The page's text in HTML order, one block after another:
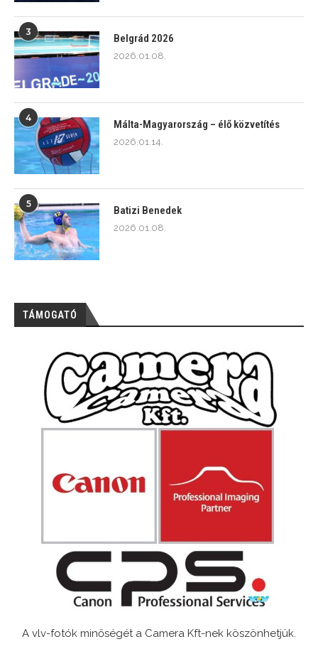
3
Belgrád 2026
2026.01.08.
4
Málta-Magyarország – élő közvetítés
2026.01.14.
5
Batizi Benedek
2026.01.08.
TÁMOGATÓ
A vlv-fotók minőségét a Camera Kft-nek köszönhetjük.